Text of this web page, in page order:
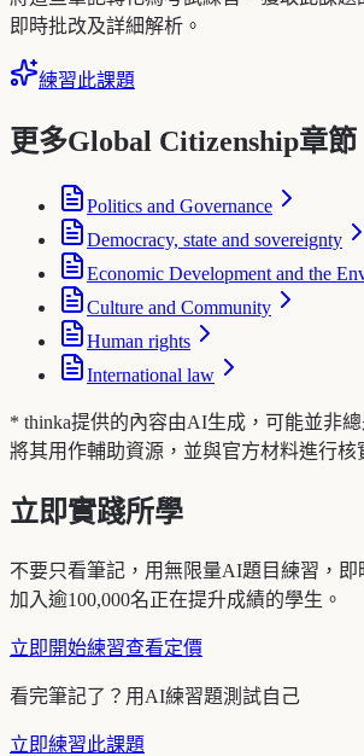
即時批改及詳細解析。
練習此課題
更多Global Citizenship章節
Politics and Governance
Democracy, state and sovereignty
Economic Development and the
Culture and Community
Human rights
International law
* thinka提供的內容由AI生成，可能並非
將其用作輔助資源，並與官方材料進行核
立即實踐所學
不要只看筆記，用無限量AI題目練習，即
加入逾100,000名正在提升成績的學生。
立即開始練習查看定價
看完筆記了？用AI練習題測試自己
立即練習此課題